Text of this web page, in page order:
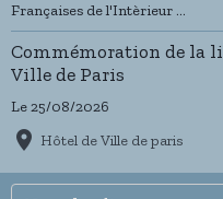
Françaises de l'Intèrieur ...
Commémoration de la
Ville de Paris
Le 25/08/2026
Hôtel de Ville de paris